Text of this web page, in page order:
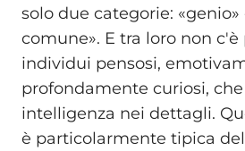
solo due categorie: «genio»
comune». E tra loro non c'è
individui pensosi,
profondamente curiosi,
intelligenza nei dettagli.
è particolarmente tipica